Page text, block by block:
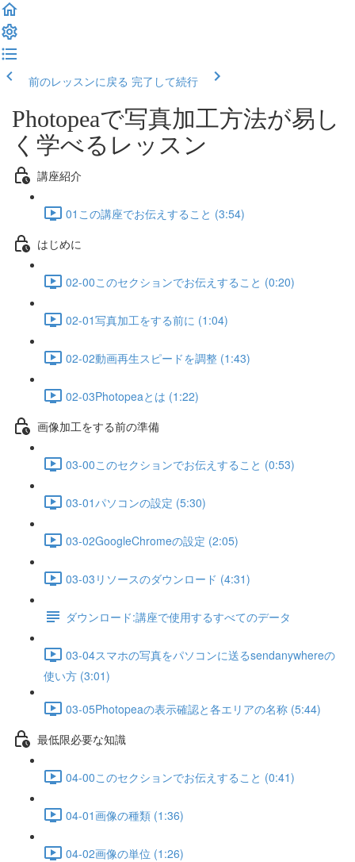
前のレッスンに戻る 完了して続行
Photopeaで写真加工方法が易し
く学べるレッスン
講座紹介
01この講座でお伝えすること (3:54)
はじめに
02-00このセクションでお伝えすること (0:20)
02-01写真加工をする前に (1:04)
02-02動画再生スピードを調整 (1:43)
02-03Photopeaとは (1:22)
画像加工をする前の準備
03-00このセクションでお伝えすること (0:53)
03-01パソコンの設定 (5:30)
03-02GoogleChromeの設定 (2:05)
03-03リソースのダウンロード (4:31)
ダウンロード:講座で使用するすべてのデータ
03-04スマホの写真をパソコンに送るsendanywhereの
使い方 (3:01)
03-05Photopeaの表示確認と各エリアの名称 (5:44)
最低限必要な知識
04-00このセクションでお伝えすること (0:41)
04-01画像の種類 (1:36)
04-02画像の単位 (1:26)